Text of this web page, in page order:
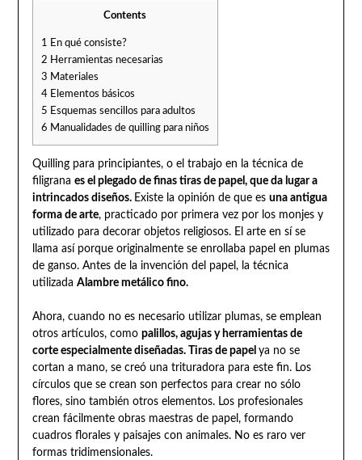
Contents
1 En qué consiste?
2 Herramientas necesarias
3 Materiales
4Elementos básicos
5 Esquemas sencillos para adultos
6 Manualidades de quilling para niños
Quilling para principiantes, o el trabajo en la técnica de
filigrana es el plegado de finas tiras de papel, que da lugar a
intrincados diseños. Existe la opinión de que es una antigua
forma de arte, practicado por primera vez por los monjes y
utilizado para decorar objetos religiosos. El arte en sí se
llama así porque originalmente se enrollaba papel en plumas
de ganso. Antes de la invención del papel, la técnica
utilizada Alambre metálico fino.
Ahora, cuando no es necesario utilizar plumas, se emplean
otros artículos, como palillos, agujas y herramientas de
corte especialmente diseñadas. Tiras de papel ya no se
cortan a mano, se creó una trituradora para este fin. Los
círculos que se crean son perfectos para crear no sólo
flores, sino también otros elementos. Los profesionales
crean fácilmente obras maestras de papel, formando
cuadros florales y paisajes con animales. No es raro ver
formas tridimensionales.